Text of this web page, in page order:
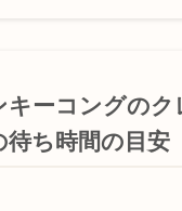
キーコングの
待ち時間の目安